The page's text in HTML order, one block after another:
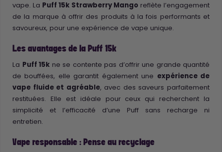
vape. La Puff 15k Strawberry Mangoreflète l’engagement
de la marque à offrir des produits à la fois performants et
savoureux, pour une expérience de vape unique.
Les avantages de la Puff 15k
La Puff 15k ne se contente pas d’offrir une grande quantité
de bouffées, elle garantit également une expérience de
vape fluide et agréable, avec des saveurs parfaitement
restituées. Elle est idéale pour ceux qui recherchent la
simplicité et l’efficacité d’une Puff sans recharge ni
entretien.
Vape responsable : Pense au recyclage